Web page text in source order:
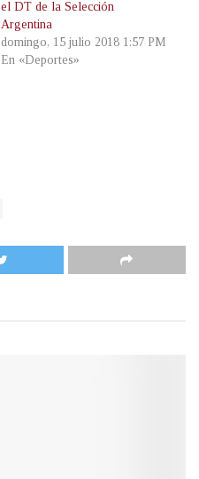
el DT de la Selección
Argentina
domingo, 15 julio 2018 1:57 PM
En «Deportes»